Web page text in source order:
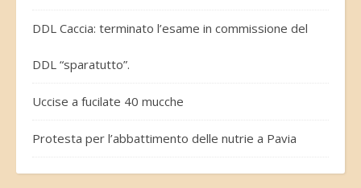
DDL Caccia: terminato l’esame in commissione del
DDL “sparatutto”.
Uccise a fucilate 40 mucche
Protesta per l’abbattimento delle nutrie a Pavia